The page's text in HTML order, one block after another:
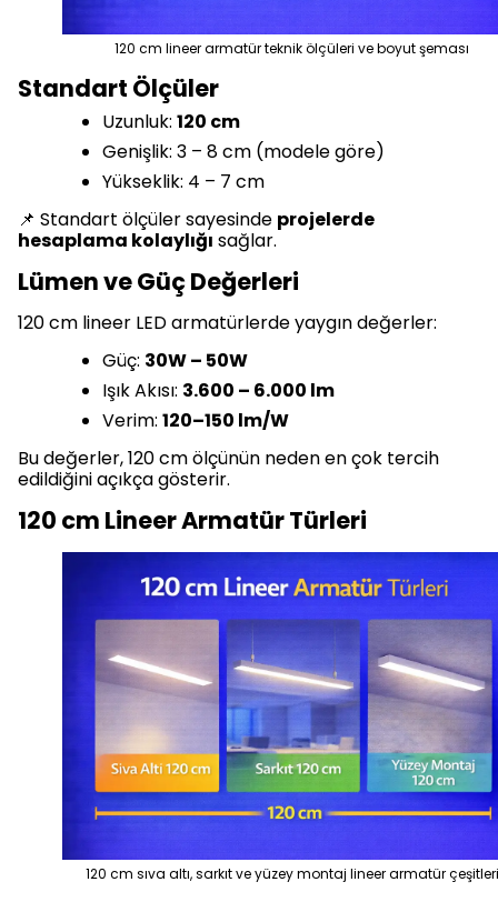
120 cm lineer armatür teknik ölçüleri ve boyut şeması
Standart Ölçüler
Uzunluk: 120 cm
Genişlik: 3 – 8 cm (modele göre)
Yükseklik: 4 – 7 cm
📌 Standart ölçüler sayesinde projelerde
hesaplama kolaylığı sağlar.
Lümen ve Güç Değerleri
120 cm lineer LED armatürlerde yaygın değerler:
Güç: 30W – 50W
Işık Akısı: 3.600 – 6.000 lm
Verim: 120–150 lm/W
Bu değerler, 120 cm ölçünün neden en çok tercih
edildiğini açıkça gösterir.
120 cm Lineer Armatür Türleri
120 cm sıva altı, sarkıt ve yüzey montaj lineer armatür